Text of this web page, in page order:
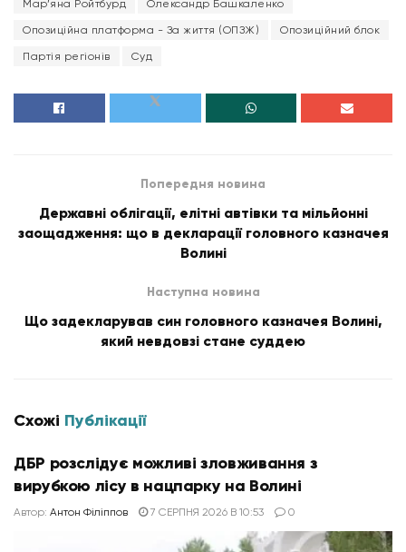
Мар’яна Ройтбурд Олександр Башкаленко
Опозиційна платформа - За життя (ОПЗЖ) Опозиційний блок
Партія регіонів Суд
Попередня новина
Державні облігації, елітні автівки та мільйонні
заощадження: що в декларації головного казначея
Волині
Наступна новина
Що задекларував син головного казначея Волині,
який невдовзі стане суддею
Схожі Публікації
ДБР розслідує можливі зловживання з
вирубкою лісу в нацпарку на Волині
Автор: Антон Філіппов 7 СЕРПНЯ 2026 В 10:53 0